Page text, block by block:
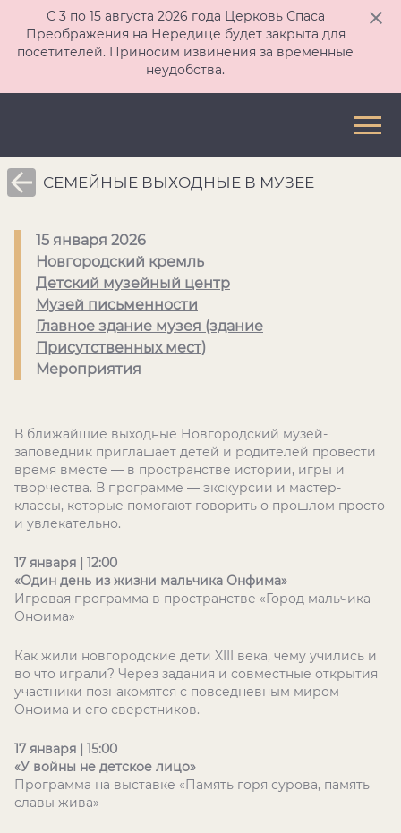
С 3 по 15 августа 2026 года Церковь Спаса
Преображения на Нередице будет закрыта для
посетителей. Приносим извинения за временные
неудобства.
СЕМЕЙНЫЕ ВЫХОДНЫЕ В МУЗЕЕ
15 января 2026
Новгородский кремль
Детский музейный центр
Музей письменности
Главное здание музея (здание
Присутственных мест)
Мероприятия
В ближайшие выходные Новгородский музей-
заповедник приглашает детей и родителей провести
время вместе — в пространстве истории, игры и
творчества. В программе — экскурсии и мастер-
классы, которые помогают говорить о прошлом просто
и увлекательно.
17 января | 12:00
«Один день из жизни мальчика Онфима»
Игровая программа в пространстве «Город мальчика
Онфима»
Как жили новгородские дети XIII века, чему учились и
во что играли? Через задания и совместные открытия
участники познакомятся с повседневным миром
Онфима и его сверстников.
17 января | 15:00
«У войны не детское лицо»
Программа на выставке «Память горя сурова, память
славы жива»